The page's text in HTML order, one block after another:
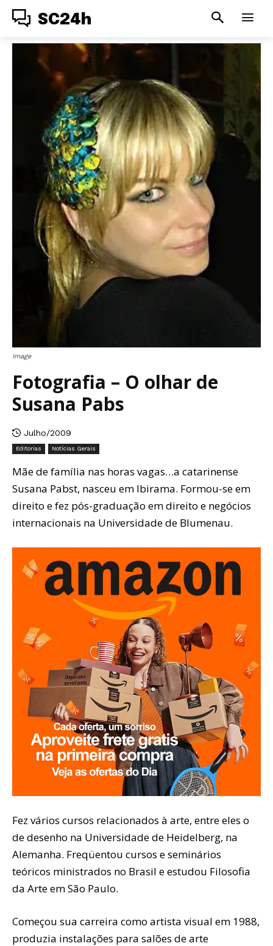
SC24h
Image
Fotografia – O olhar de
Susana Pabs
Julho/2009
Editorias Notícias Gerais
Mãe de família nas horas vagas…a catarinense
Susana Pabst, nasceu em Ibirama. Formou-se em
direito e fez pós-graduação em direito e negócios
internacionais na Universidade de Blumenau.
Fez vários cursos relacionados à arte, entre eles o
de desenho na Universidade de Heidelberg, na
Alemanha. Freqüentou cursos e seminários
teóricos ministrados no Brasil e estudou Filosofia
da Arte em São Paulo.
Começou sua carreira como artista visual em 1988,
produzia instalações para salões de arte